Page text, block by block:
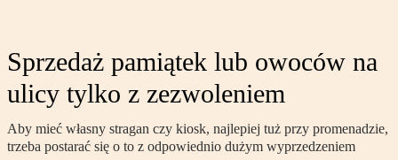
Sprzedaż pamiątek lub owoców na
ulicy tylko z zezwoleniem
Aby mieć własny stragan czy kiosk, najlepiej tuż przy promenadzie,
trzeba postarać się o to z odpowiednio dużym wyprzedzeniem